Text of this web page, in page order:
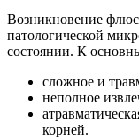
Возникновение
патологической
состоянии. К
сложное и
неполное
корней.